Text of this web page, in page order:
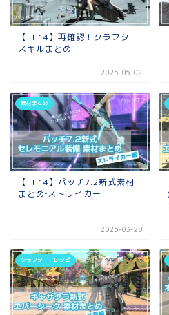
【FF14】再確認！クラフター
スキルまとめ
2025-05-02
素材まとめ
【FF14】パッチ7.2新式素材
まとめ‐ストライカー
2025-03-28
クラフター・レシピ